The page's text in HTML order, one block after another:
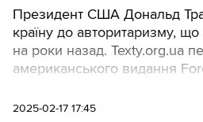
Президент США Дональд
країну до авторитаризму,
на роки назад. Texty.org.ua
американського видання
2025-02-17 17:45